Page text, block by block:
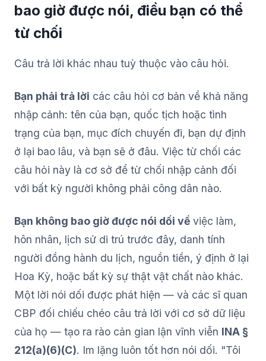
bao giờ được nói, điều bạn có thể
từ chối
Câu trả lời khác nhau tuỳ thuộc vào câu hỏi.
Bạn phải trả lời các câu hỏi cơ bản về khả năng
nhập cảnh: tên của bạn, quốc tịch hoặc tình
trạng của bạn, mục đích chuyến đi, bạn dự định
ở lại bao lâu, và bạn sẽ ở đâu. Việc từ chối các
câu hỏi này là cơ sở để từ chối nhập cảnh đối
với bất kỳ người không phải công dân nào.
Bạn không bao giờ được nói dối về việc làm,
hôn nhân, lịch sử di trú trước đây, danh tính
người đồng hành du lịch, nguồn tiền, ý định ở lại
Hoa Kỳ, hoặc bất kỳ sự thật vật chất nào khác.
Một lời nói dối được phát hiện — và các sĩ quan
CBP đối chiếu chéo câu trả lời với cơ sở dữ liệu
của họ — tạo ra rào cản gian lận vĩnh viễn INA §
212(a)(6)(C). Im lặng luôn tốt hơn nói dối. "Tôi